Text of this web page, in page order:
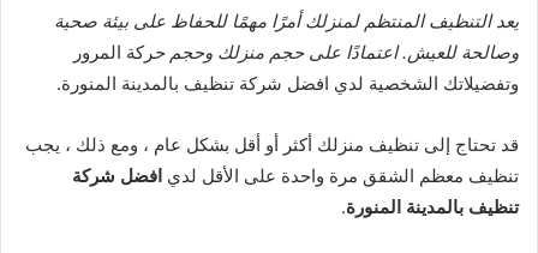
يعد التنظيف المنتظم لمنزلك أمرًا مهمًا للحفاظ على بيئة صحية
وصالحة للعيش. اعتمادًا على حجم منزلك وحجم حركة المرور
وتفضيلاتك الشخصية لدي افضل شركة تنظيف بالمدينة المنورة.
قد تحتاج إلى تنظيف منزلك أكثر أو أقل بشكل عام ، ومع ذلك ، يجب
تنظيف معظم الشقق مرة واحدة على الأقل لدي افضل شركة
تنظيف بالمدينة المنورة.